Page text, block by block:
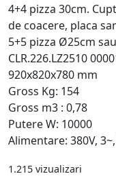
4+4 pizza 30cm.
de coacere, placa
5+5 pizza Ø25cm
CLR.226.LZ2510
920x820x780 mm
Gross Kg: 154
Gross m3 : 0,78
Putere W: 10000
Alimentare: 380V,
1.215 vizualizari